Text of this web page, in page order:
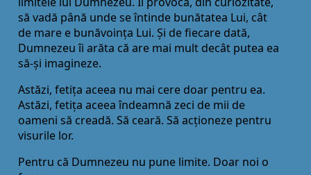
să vadă până unde se întinde bunătatea Lui, cât
de mare e bunăvoința Lui. Și de fiecare dată,
Dumnezeu îi arăta că are mai mult decât putea ea
să-și imagineze.
Astăzi, fetița aceea nu mai cere doar pentru ea.
Astăzi, fetița aceea îndeamnă zeci de mii de
oameni să creadă. Să ceară. Să acționeze pentru
visurile lor.
Pentru că Dumnezeu nu pune limite. Doar noi o